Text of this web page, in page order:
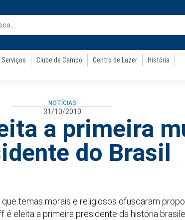
Serviços Clube de Campo Centro de Lazer
História
NOTÍCIAS
31/10/2010
a primeira
do Brasil
temas morais e religiosos ofuscaram
eleita a primeira presidente da história